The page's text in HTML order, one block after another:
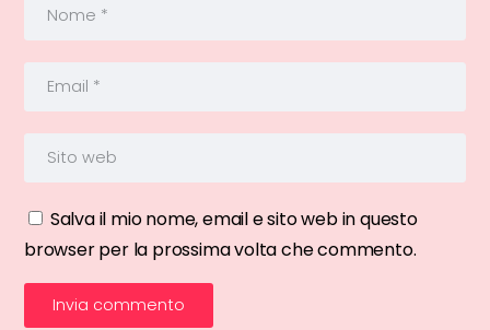
Salva il mio nome, email e sito web in questo
browser per la prossima volta che commento.